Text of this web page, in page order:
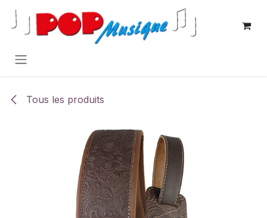
Se rendre au contenu
Tous les produits